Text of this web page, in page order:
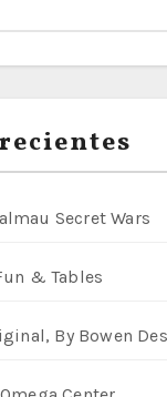
Secret Wars
& Tables
By Bowen